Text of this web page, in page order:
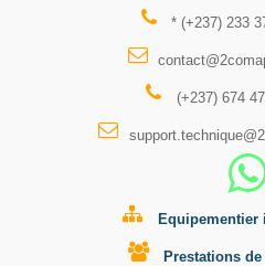
* (+237) 233
(+237) 674
Equipementier
Prestations